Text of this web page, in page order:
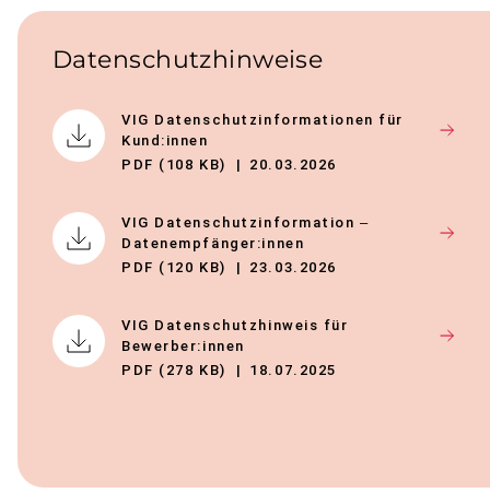
Daten­schutz­hin­weise
VIG Datenschutzinformationen für
Kund:innen
PDF (108 KB)
20.03.2026
VIG Datenschutzinformation –
Datenempfänger:innen
PDF (120 KB)
23.03.2026
VIG Datenschutzhinweis für
Bewerber:innen
PDF (278 KB)
18.07.2025